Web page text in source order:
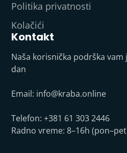
Politika privatnosti
Kolačići
Kontakt
Naša korisnička podrška
dan
Email: info@kraba.online
Telefon: +381 61 303 2446
Radno vreme: 8–16h